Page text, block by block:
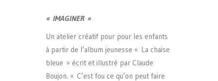
« IMAGINER»
Un atelier créatif pour pour les enfants
à partir de l’album jeunesse « La chaise
bleue » écrit et illustré par Claude
Boujon. « C’est fou ce qu’on peut faire